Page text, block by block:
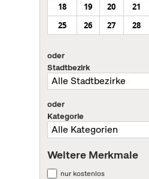
18
19 20 21
25
26 27 28
oder
Stadtbezirk
oder
Kategorie
Weitere Merkmale
nur kostenlos